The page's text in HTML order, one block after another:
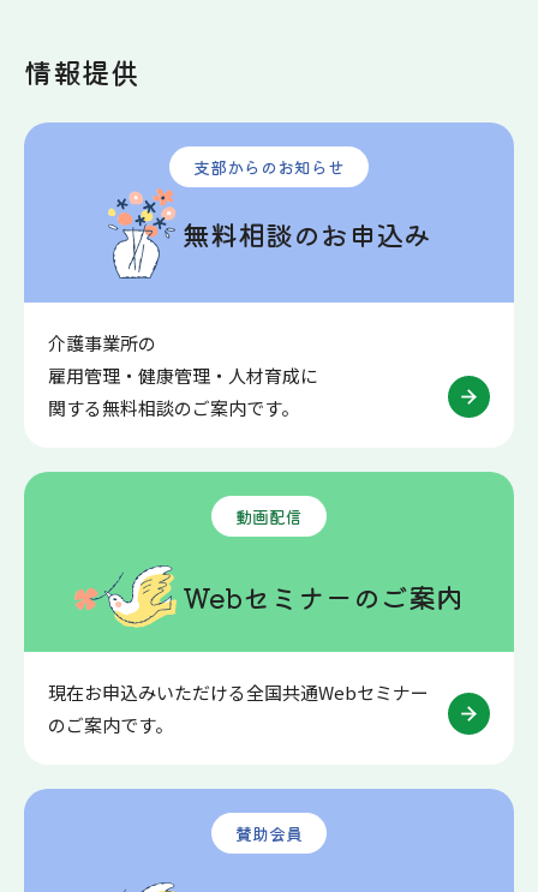
情報提供
支部からのお知らせ
無料相談のお申込み
介護事業所の
雇用管理・健康管理・人材育成に
関する無料相談のご案内です。
動画配信
Webセミナーのご案内
現在お申込みいただける全国共通Webセミナー
のご案内です。
賛助会員